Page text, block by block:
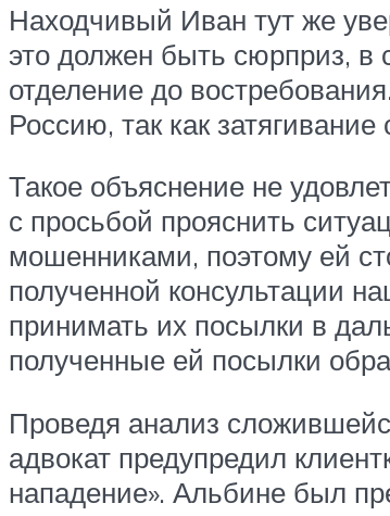
Находчивый Иван тут же
это должен быть сюрприз, в
отделение до
Россию, так как
Такое объяснение не
с просьбой прояснить
мошенниками, поэтому ей
полученной консультации
принимать их посылки в
полученные ей посылки
Проведя анализ
адвокат предупредил
нападение». Альбине был